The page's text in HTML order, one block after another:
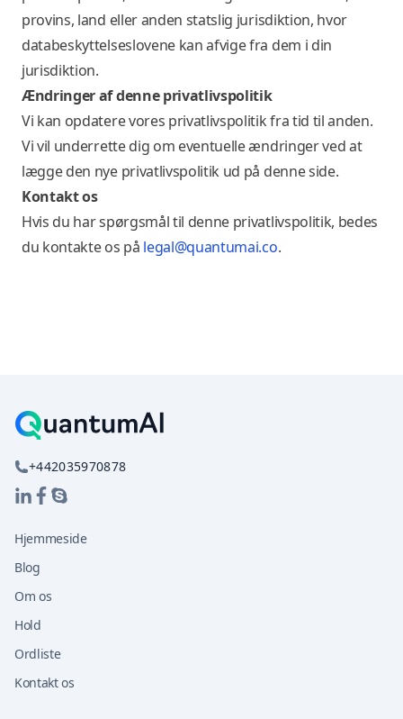
provins, land eller anden statslig jurisdiktion, hvor
databeskyttelseslovene kan afvige fra dem i din
jurisdiktion.
Ændringer af denne privatlivspolitik
Vi kan opdatere vores privatlivspolitik fra tid til anden.
Vi vil underrette dig om eventuelle ændringer ved at
lægge den nye privatlivspolitik ud på denne side.
Kontakt os
Hvis du har spørgsmål til denne privatlivspolitik, bedes
du kontakte os på legal@quantumai.co.
+442035970878
Hjemmeside
Blog
Om os
Hold
Ordliste
Kontakt os